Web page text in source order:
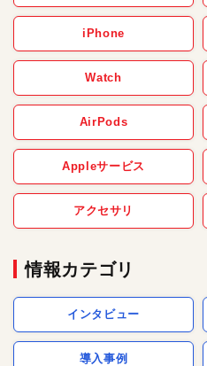
iPhone
Watch
AirPods
Appleサービス
アクセサリ
情報カテゴリ
インタビュー
導入事例